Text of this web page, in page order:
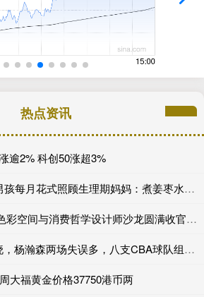
热点资讯
逾2% 科创50涨超3%
牛金所配资 河南10岁男孩每月花式照顾生理期妈妈：煮姜枣水，主动洗衣做饭！妈妈感动晒视频
一点钱程 觅色·卡百利色彩空间与消费哲学设计师沙龙圆满收官_艺术_心理_产品
财米网 黄荣奇续约揭晓，杨瀚森两场失误多，八支CBA球队组团选外援_广东_广厦_辽宁
大福黄金价格37750港币两